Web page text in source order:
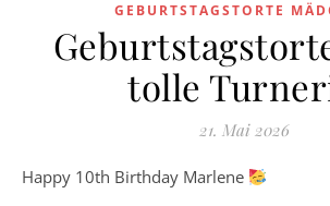
GEBURTSTAGSTORTE
tolle
21. Mai 2026
Happy 10th Birthday Marlene